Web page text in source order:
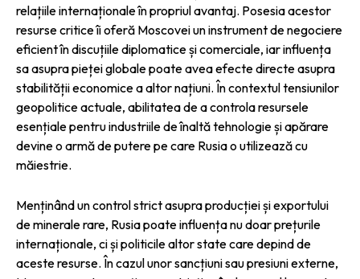
relațiile internaționale în propriul avantaj. Posesia acestor
resurse critice îi oferă Moscovei un instrument de negociere
eficient în discuțiile diplomatice și comerciale, iar influența
sa asupra pieței globale poate avea efecte directe asupra
stabilității economice a altor națiuni. În contextul tensiunilor
geopolitice actuale, abilitatea de a controla resursele
esențiale pentru industriile de înaltă tehnologie și apărare
devine o armă de putere pe care Rusia o utilizează cu
măiestrie.
Menținând un control strict asupra producției și exportului
de minerale rare, Rusia poate influența nu doar prețurile
internaționale, ci și politicile altor state care depind de
aceste resurse. În cazul unor sancțiuni sau presiuni externe,